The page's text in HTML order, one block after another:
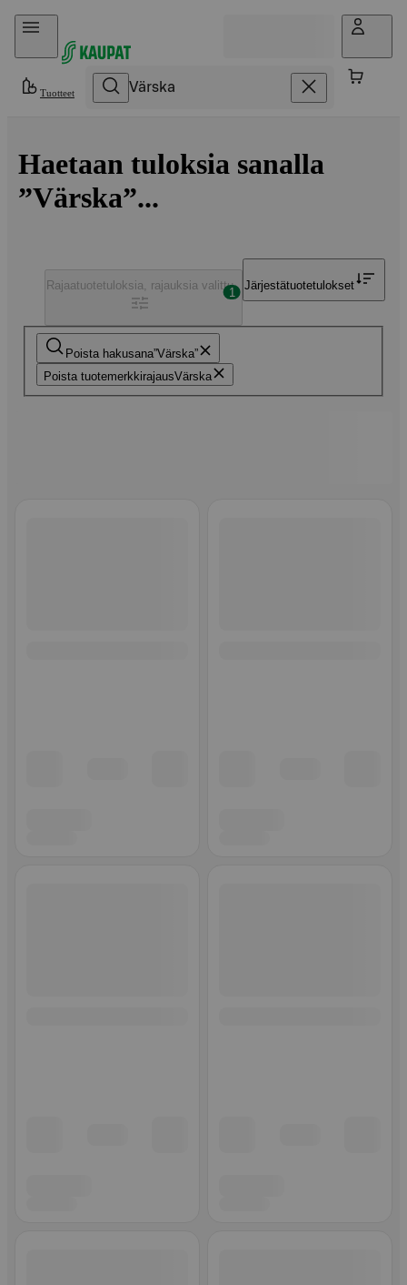
Hyppää sisältöön
Tuotteet
Haetaan tuloksia sanalla
”Värska”...
Poista hakusana Värska
Poista tuotemerkkirajausVärska
Rajaatuotetuloksia, rajauksia valittu
1
Järjestätuotetulokset